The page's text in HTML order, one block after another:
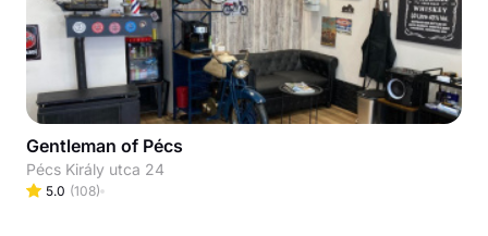
Gentleman of Pécs
Pécs Király utca 24
5.0 (108)